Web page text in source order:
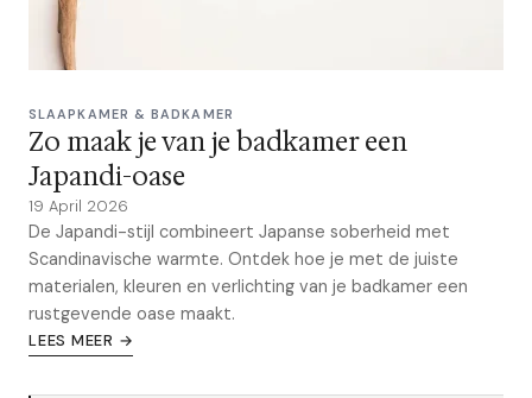
SLAAPKAMER & BADKAMER
Zo maak je van je badkamer een
Japandi-oase
19 April 2026
De Japandi-stijl combineert Japanse soberheid met
Scandinavische warmte. Ontdek hoe je met de juiste
materialen, kleuren en verlichting van je badkamer een
rustgevende oase maakt.
LEES MEER →